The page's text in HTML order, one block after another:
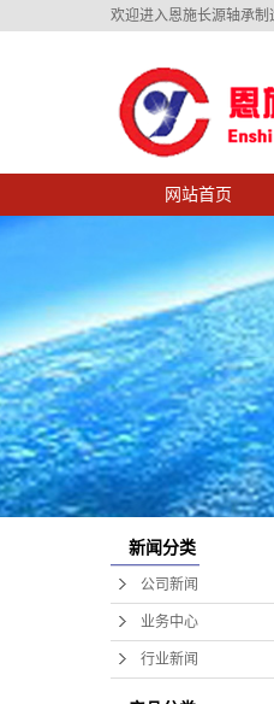
欢迎进入恩施长源轴承制
网站首页
新闻分类
公司新闻
业务中心
行业新闻